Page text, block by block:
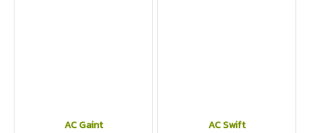
AC Gaint
AC Swift